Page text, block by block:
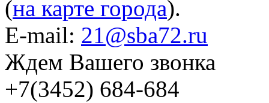
(на карте города).
E-mail: 21@sba72.ru
Ждем Вашего звонка
+7(3452) 684-684